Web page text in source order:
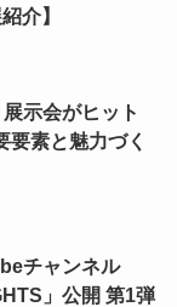
介】
示会がヒット
要素と魅力づく
チャンネル
」公開 第1弾